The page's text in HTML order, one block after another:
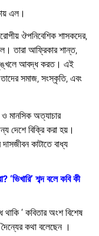
এল।
ঔপনিবেশিক শাসকদের,
তারা আফ্রিকার শান্ত,
শৃঙ্খলে আবদ্ধ করত। এই
সমাজ, সংস্কৃতি, এবং
মানসিক অত্যাচার
দেশে বিক্রি করা হয়।
কাটাতে বাধ্য
শব্দ বলে কবি কী
‘ কবিতার অংশ বিশেষ
কথা বলেছেন ।